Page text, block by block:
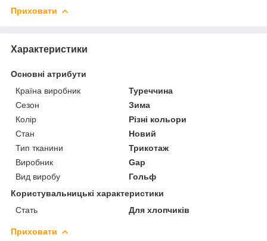
Приховати
Характеристики
Основні атрибути
Країна виробник
Туреччина
Сезон
Зима
Колір
Різні кольори
Стан
Новий
Тип тканини
Трикотаж
Виробник
Gap
Вид виробу
Гольф
Користувальницькі характеристики
Стать
Для хлопчиків
Приховати